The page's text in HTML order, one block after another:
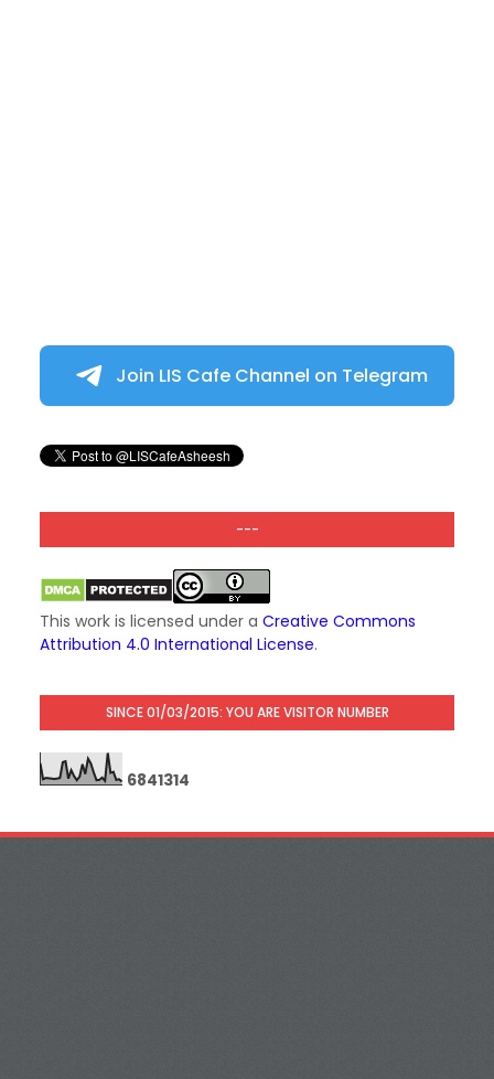
Join LIS Cafe Channel on Telegram
---
This work is licensed under a Creative Commons
Attribution 4.0 International License.
SINCE 01/03/2015: YOU ARE VISITOR NUMBER
6841314